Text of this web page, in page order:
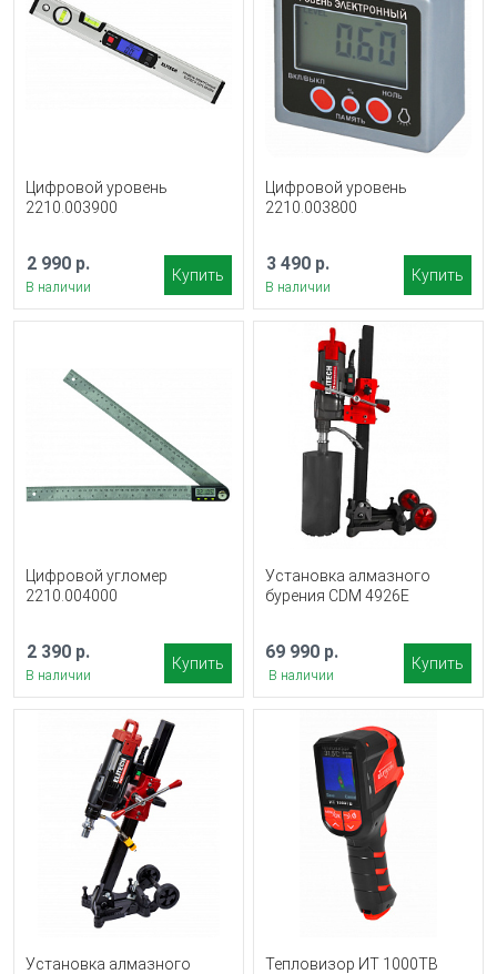
Цифровой уровень
2210.003900
2 990 р.
В наличии
Купить
Цифровой уровень
2210.003800
3 490 р.
В наличии
Купить
Цифровой угломер
2210.004000
2 390 р.
В наличии
Купить
Установка алмазного
бурения CDM 4926E
69 990 р.
В наличии
Купить
Установка алмазного
Тепловизор ИТ 1000ТВ